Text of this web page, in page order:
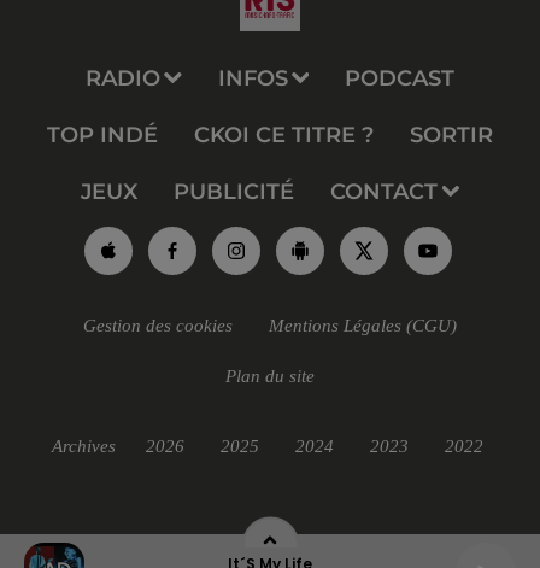
It´s My Life
RADIO INFOS PODCAST
TOP INDÉ CKOI CE TITRE ? SORTIR
JEUX PUBLICITÉ CONTACT
Gestion des cookies Mentions Légales (CGU)
Plan du site
Archives 2026 2025 2024 2023 2022